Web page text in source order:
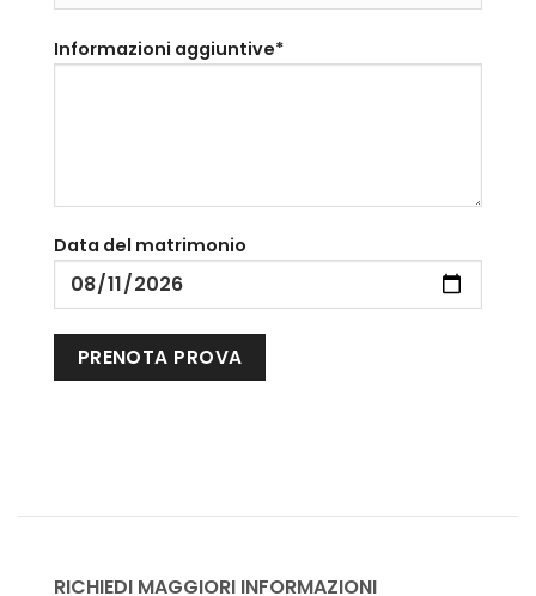
Informazioni aggiuntive*
Data del matrimonio
RICHIEDI MAGGIORI INFORMAZIONI